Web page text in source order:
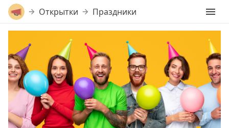
Открытки Праздники